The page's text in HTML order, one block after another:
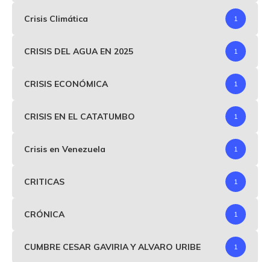
Crisis Climática 1
CRISIS DEL AGUA EN 2025 1
CRISIS ECONÓMICA 1
CRISIS EN EL CATATUMBO 1
Crisis en Venezuela 1
CRITICAS 1
CRÓNICA 1
CUMBRE CESAR GAVIRIA Y ALVARO URIBE 1